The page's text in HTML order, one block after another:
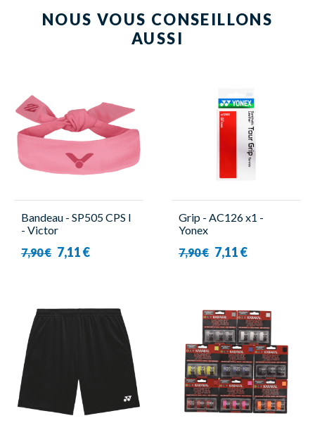
NOUS VOUS CONSEILLONS
AUSSI
Bandeau - SP505 CPS I
- Victor
7,90 € 7,11 €
Grip - AC126 x1 -
Yonex
7,90 € 7,11 €